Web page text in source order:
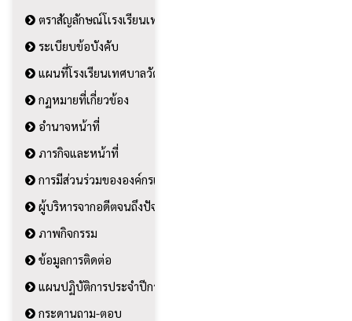
ตราสัญลักษณ์โเรงเรียนเทศบาลวัดเหนือ
ระเบียบข้อบังคับ
แผนที่โรงเรียนเทศบาลวัดเหนือ
กฏหมายที่เกี่ยวข้อง
อำนาจหน้าที่
ภารกิจและหน้าที่
การมีส่วนร่วมขององค์กรและประชาชน
ผู้บริหารจากอดีตจนถึงปัจจุบัน
ภาพกิจกรรม
ข้อมูลการติดต่อ
แผนปฏิบัติการประจำปีการศึกษา
กระดานถาม-ตอบ